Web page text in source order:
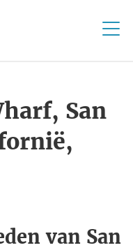
San
van San